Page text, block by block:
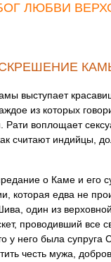
ЛЮБВИ
выступает
из которых
Рати воплощает
считают индийцы,
о Каме и его
которая едва не
один из
проводивший все
у него была супруга
честь мужа,